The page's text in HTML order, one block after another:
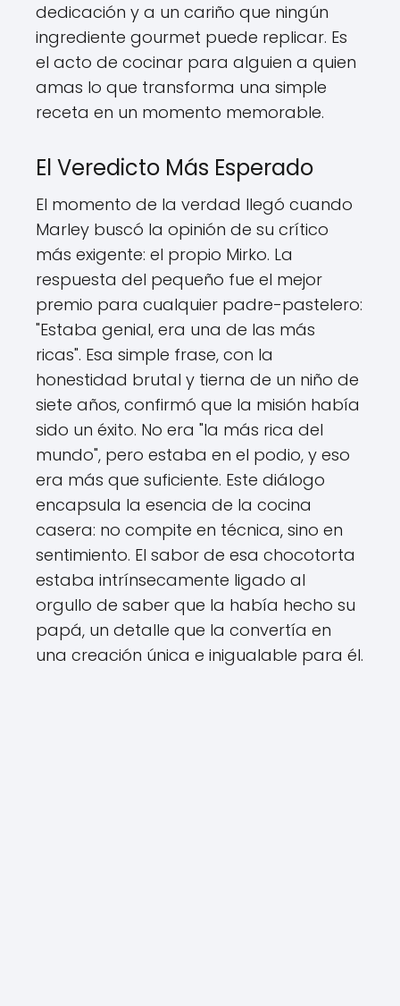
dedicación y a un cariño que ningún
ingrediente gourmet puede replicar. Es
el acto de cocinar para alguien a quien
amas lo que transforma una simple
receta en un momento memorable.
El Veredicto Más Esperado
El momento de la verdad llegó cuando
Marley buscó la opinión de su crítico
más exigente: el propio Mirko. La
respuesta del pequeño fue el mejor
premio para cualquier padre-pastelero:
"Estaba genial, era una de las más
ricas". Esa simple frase, con la
honestidad brutal y tierna de un niño de
siete años, confirmó que la misión había
sido un éxito. No era "la más rica del
mundo", pero estaba en el podio, y eso
era más que suficiente. Este diálogo
encapsula la esencia de la cocina
casera: no compite en técnica, sino en
sentimiento. El sabor de esa chocotorta
estaba intrínsecamente ligado al
orgullo de saber que la había hecho su
papá, un detalle que la convertía en
una creación única e inigualable para él.